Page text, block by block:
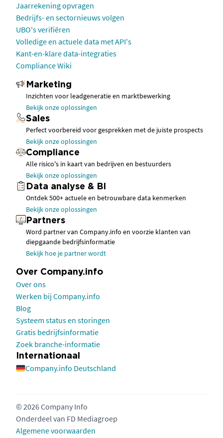
Jaarrekening opvragen
Bedrijfs- en sectornieuws volgen
UBO's verifiëren
Volledige en actuele data met API's
Kant-en-klare data-integraties
Compliance Wiki
Marketing
Inzichten voor leadgeneratie en marktbewerking
Bekijk onze oplossingen
Sales
Perfect voorbereid voor gesprekken met de juiste prospects
Bekijk onze oplossingen
Compliance
Alle risico's in kaart van bedrijven en bestuurders
Bekijk onze oplossingen
Data analyse & BI
Ontdek 500+ actuele en betrouwbare data kenmerken
Bekijk onze oplossingen
Partners
Word partner van Company.info en voorzie klanten van
diepgaande bedrijfsinformatie
Bekijk hoe je partner wordt
Over Company.info
Over ons
Werken bij Company.info
Blog
Systeem status en storingen
Gratis bedrijfsinformatie
Zoek branche-informatie
Internationaal
Company.info Deutschland
© 2026 Company Info
Onderdeel van FD Mediagroep
Algemene voorwaarden